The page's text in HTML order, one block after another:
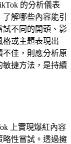
的分析儀表
解哪些內容能引
試不同的開頭、影
格或主題表現出
佳，則應分析原
敏捷方法，是持續
上實現爆紅內容
略性嘗試。透過擁